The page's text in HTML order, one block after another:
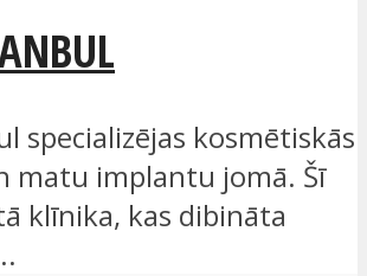
specializējas kosmētiskās
matu implantu jomā. Šī
klīnika, kas dibināta